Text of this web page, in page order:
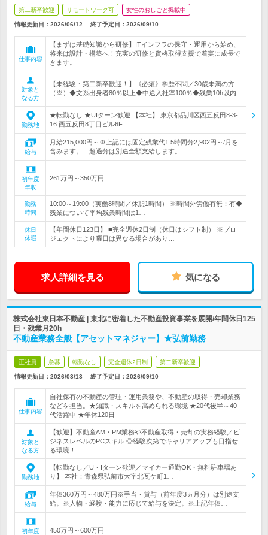
第二新卒歓迎 リモートワーク可 女性のおしごと掲載中
情報更新日：2026/06/12 終了予定日： 2026/09/10
仕事内容
【まずは基礎知識から研修】ITインフラの保守・運用から始め、
将来は設計・構築へ！充実の研修と資格取得支援で着実に成長で
きます。
対象と
なる方
【未経験・第二新卒歓迎！】《必須》学歴不問／30歳未満の方
（※）◆文系出身者80％以上◆中途入社率100％◆残業10h以内
勤務地
★転勤なし ★UIターン歓迎 【本社】 東京都品川区西五反田8-3-
16 西五反田8丁目ビル6F…
給与
月給215,000円～※上記には固定残業代1.5時間分2,902円～/月を
含みます。 超過分は別途全額支給します。 …
初年度
年収
261万円～350万円
勤務
時間
10:00～19:00（実働8時間／休憩1時間） ※時間外労働有無：有◆
残業について平均残業時間は1…
休日
休暇
【年間休日123日】 ■完全週休2日制（休日はシフト制） ※プロ
ジェクトにより曜日は異なる場合があり…
求人詳細を見る 気になる
株式会社東日本不動産 | 東北に密着した不動産投資事業を展開/年間休日125
日・残業月20h
不動産業務全般【アセットマネジャー】★弘前勤務
正社員 急募 転勤なし 完全週休2日制 第二新卒歓迎
情報更新日：2026/03/13 終了予定日： 2026/09/10
仕事内容
自社保有の不動産の管理・運用業務や、不動産の取得・売却業務
などを担当。★知識・スキルを高められる環境 ★20代後半～40
代活躍中 ★年休120日
対象と
なる方
【歓迎】不動産AM・PM業務や不動産取得・売却の実務経験／ビ
ジネスレベルのPCスキル ◎経験次第でキャリアアップも目指せ
る環境！
勤務地
【転勤なし／U・Iターン歓迎／マイカー通勤OK・無料駐車場あ
り】 本社：青森県弘前市大字北瓦ケ町1…
給与
年俸360万円～480万円※手当・賞与（前年度3ヵ月分）は別途支
給。※人物・経験・能力に応じて給与を決定。※上記年俸…
初年度
450万円～600万円